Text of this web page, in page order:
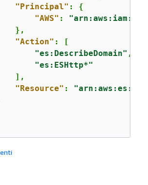
"Principal" : {
"AWS" : "arn:aws:iam::
},
"Action" : [
"es:DescribeDomain" ,
"es:ESHttp*"
],
"Resource" : "arn:aws:es: